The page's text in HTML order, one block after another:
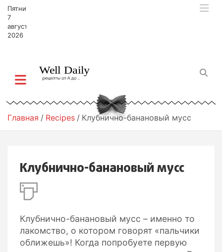
Пятница,
7
августа,
2026
Главная Recipes Клубнично-банановый мусс
Клубнично-банановый мусс
Клубнично-банановый мусс – именно то
лакомство, о котором говорят «пальчики
оближешь»! Когда попробуете первую